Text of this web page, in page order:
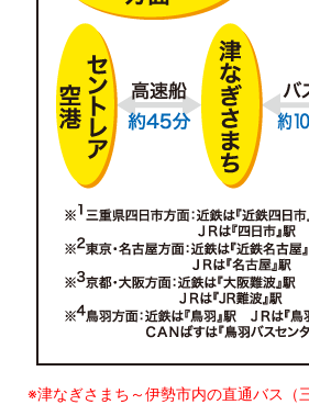
※津なぎさまち～伊勢市内の直通バス